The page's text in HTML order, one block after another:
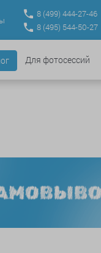
8 (499) 444-27-46
8 (495) 544-50-27
Для фотосессий